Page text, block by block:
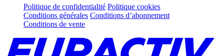
Politique de confidentialité Politique cookies
Conditions générales Conditions d’abonnement
Conditions de vente